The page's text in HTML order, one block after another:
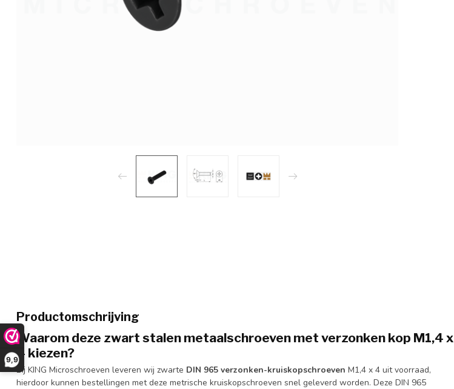
9,9
Productomschrijving
Waarom deze zwart stalen metaalschroeven met verzonken kop M1,4 x
4 kiezen?
Bij KING Microschroeven leveren wij zwarte DIN 965 verzonken-kruiskopschroeven M1,4 x 4 uit voorraad,
hierdoor kunnen bestellingen met deze metrische kruiskopschroeven snel geleverd worden. Deze DIN 965